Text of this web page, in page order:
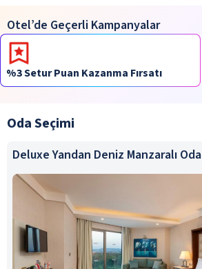
Otel’de Geçerli Kampanyalar
%3 Setur Puan Kazanma Fırsatı
Oda Seçimi
Deluxe Yandan Deniz Manzaralı Oda